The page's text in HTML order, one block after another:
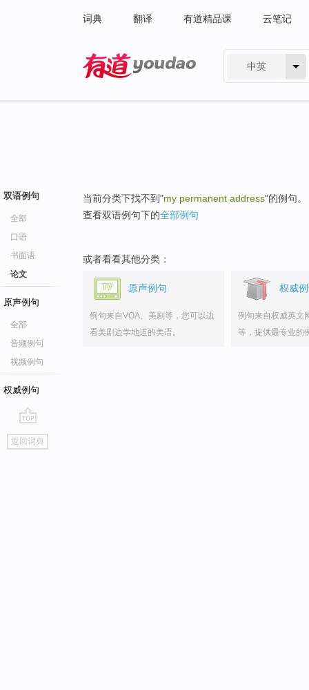
词典 翻译 有道精品课 云笔记
中英
双语例句
全部
口语
书面语
论文
原声例句
全部
音频例句
视频例句
权威例句
go
top
返回词典
当前分类下找不到"my permanent address"的例句。
查看双语例句下的全部例句
或者看看其他分类：
原声例句
例句来自VOA、美剧等，您可以边
看美剧边学地道的美语。
权威
例句来自权威英文
等，提供最专业的